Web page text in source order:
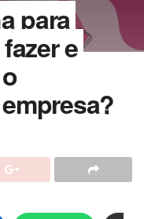
para
e